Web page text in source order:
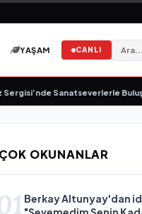
YAŞAM CANLI
Sanatseverlerle Buluşuyor•
ÇOK OKUNANLAR
Berkay Altunyay'dan